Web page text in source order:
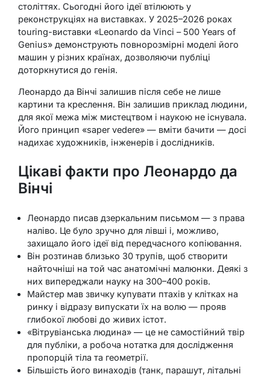
століттях. Сьогодні його ідеї втілюють у
реконструкціях на виставках. У 2025–2026 роках
touring-виставки «Leonardo da Vinci – 500 Years of
Genius» демонструють повнорозмірні моделі його
машин у різних країнах, дозволяючи публіці
доторкнутися до генія.
Леонардо да Вінчі залишив після себе не лише
картини та креслення. Він залишив приклад людини,
для якої межа між мистецтвом і наукою не існувала.
Його принцип «saper vedere» — вміти бачити — досі
надихає художників, інженерів і дослідників.
Цікаві факти про Леонардо да
Вінчі
Леонардо писав дзеркальним письмом — з права
наліво. Це було зручно для лівші і, можливо,
захищало його ідеї від передчасного копіювання.
Він розтинав близько 30 трупів, щоб створити
найточніші на той час анатомічні малюнки. Деякі з
них випереджали науку на 300–400 років.
Майстер мав звичку купувати птахів у клітках на
ринку і відразу випускати їх на волю — прояв
глибокої любові до живих істот.
«Вітрувіанська людина» — це не самостійний твір
для публіки, а робоча нотатка для дослідження
пропорцій тіла та геометрії.
Більшість його винаходів (танк, парашут, літальні